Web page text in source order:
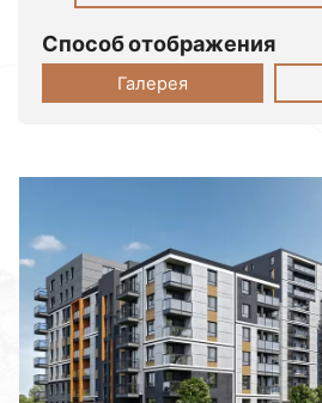
Способ отображения
Галерея